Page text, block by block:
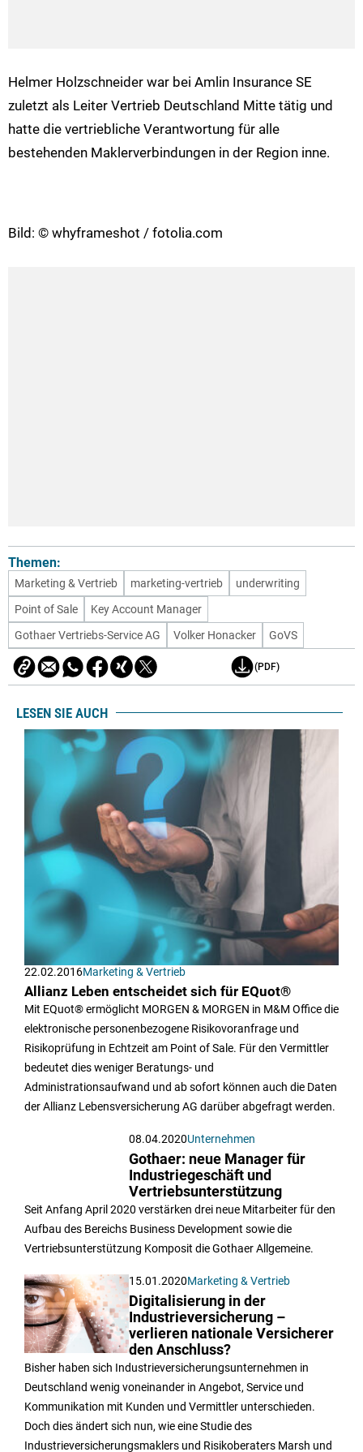
Helmer Holzschneider war bei Amlin Insurance SE
zuletzt als Leiter Vertrieb Deutschland Mitte tätig und
hatte die vertriebliche Verantwortung für alle
bestehenden Maklerverbindungen in der Region inne.
Bild: © whyframeshot / fotolia.com
Themen:
Marketing & Vertrieb marketing-vertrieb
underwriting
Point of Sale
Key Account Manager
Gothaer Vertriebs-Service AG
Volker Honacker GoVS
(PDF)
LESEN SIE AUCH
22.02.2016Marketing & Vertrieb
Allianz Leben entscheidet sich für EQuot®
Mit EQuot® ermöglicht MORGEN & MORGEN in M&M Office die
elektronische personenbezogene Risikovoranfrage und
Risikoprüfung in Echtzeit am Point of Sale. Für den Vermittler
bedeutet dies weniger Beratungs- und
Administrationsaufwand und ab sofort können auch die Daten
der Allianz Lebensversicherung AG darüber abgefragt werden.
08.04.2020Unternehmen
Gothaer: neue Manager für
Industriegeschäft und
Vertriebsunterstützung
Seit Anfang April 2020 verstärken drei neue Mitarbeiter für den
Aufbau des Bereichs Business Development sowie die
Vertriebsunterstützung Komposit die Gothaer Allgemeine.
15.01.2020Marketing & Vertrieb
Digitalisierung in der
Industrieversicherung –
verlieren nationale Versicherer
den Anschluss?
Bisher haben sich Industrieversicherungsunternehmen in
Deutschland wenig voneinander in Angebot, Service und
Kommunikation mit Kunden und Vermittler unterschieden.
Doch dies ändert sich nun, wie eine Studie des
Industrieversicherungsmaklers und Risikoberaters Marsh und